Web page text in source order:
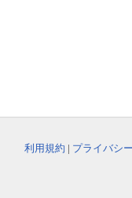
利用規約 | プライバシ